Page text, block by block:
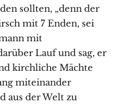
sollten, „denn der
mit 7 Enden, sei
mit
Lauf und sag, er
kirchliche Mächte
miteinander
aus der Welt zu